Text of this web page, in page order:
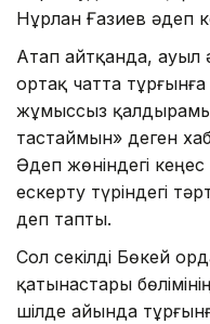
Нұрлан Ғазиев әдеп
Атап айтқанда, ауыл
ортақ чатта
жұмыссыз
тастаймын» деген
Әдеп жөніндегі
ескерту түріндегі
деп тапты.
Сол секілді Бөкей
қатынастары
шілде айында